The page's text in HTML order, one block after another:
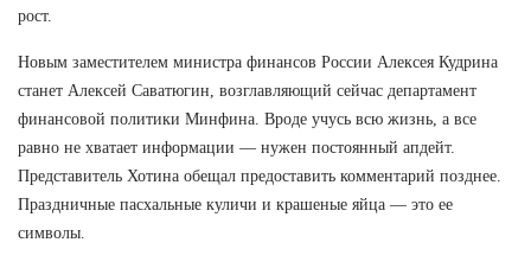
рост.
Новым заместителем министра финансов России Алексея Кудрина
станет Алексей Саватюгин, возглавляющий сейчас департамент
финансовой политики Минфина. Вроде учусь всю жизнь, а все
равно не хватает информации — нужен постоянный апдейт.
Представитель Хотина обещал предоставить комментарий позднее.
Праздничные пасхальные куличи и крашеные яйца — это ее
символы.